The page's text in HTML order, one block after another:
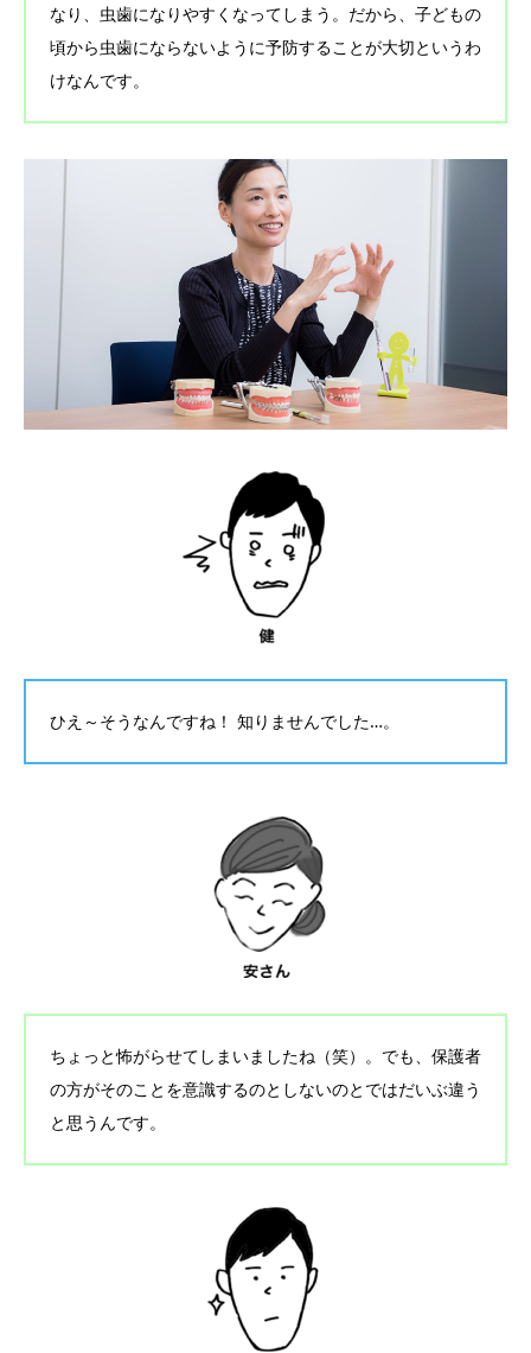
なり、虫歯になりやすくなってしまう。だから、子どもの
頃から虫歯にならないように予防することが大切というわ
けなんです。
ひえ～そうなんですね！ 知りませんでした…。
ちょっと怖がらせてしまいましたね（笑）。でも、保護者
の方がそのことを意識するのとしないのとではだいぶ違う
と思うんです。